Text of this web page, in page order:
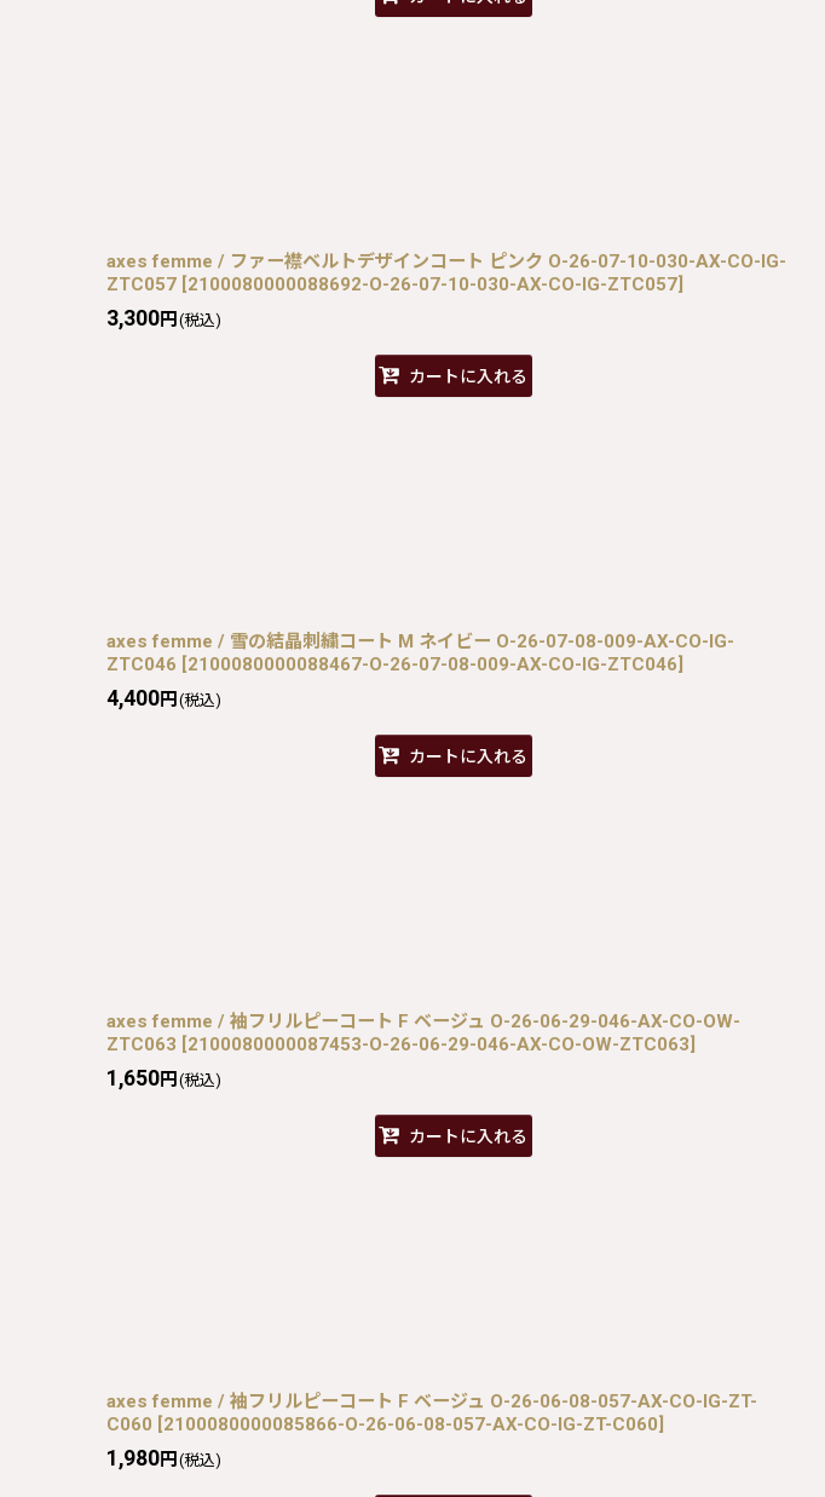
axes femme / ファー襟ベルトデザインコート ピンク O-26-07-10-030-AX-CO-IG-
ZTC057 [2100080000088692-O-26-07-10-030-AX-CO-IG-ZTC057]
3,300円 (税込)
カートに入れる
axes femme / 雪の結晶刺繍コート M ネイビー O-26-07-08-009-AX-CO-IG-
ZTC046 [2100080000088467-O-26-07-08-009-AX-CO-IG-ZTC046]
4,400円 (税込)
カートに入れる
axes femme / 袖フリルピーコート F ベージュ O-26-06-29-046-AX-CO-OW-
ZTC063 [2100080000087453-O-26-06-29-046-AX-CO-OW-ZTC063]
1,650円 (税込)
カートに入れる
axes femme / 袖フリルピーコート F ベージュ O-26-06-08-057-AX-CO-IG-ZT-
C060 [2100080000085866-O-26-06-08-057-AX-CO-IG-ZT-C060]
1,980円 (税込)